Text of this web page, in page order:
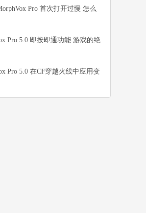
Pro 首次打开过慢 怎么
Pro 5.0 即按即通功能 游戏的绝
Pro 5.0 在CF穿越火线中应用变